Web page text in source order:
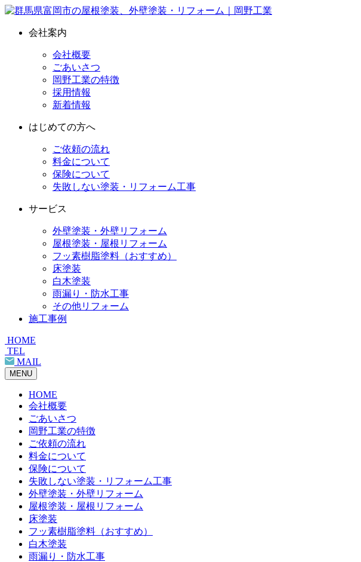
会社案内
会社概要
ごあいさつ
岡野工業の特徴
採用情報
新着情報
はじめての方へ
ご依頼の流れ
料金について
保険について
失敗しない塗装・リフォーム工事
サービス
外壁塗装・外壁リフォーム
屋根塗装・屋根リフォーム
フッ素樹脂塗料（おすすめ）
床塗装
白木塗装
雨漏り・防水工事
その他リフォーム
施工事例
HOME
TEL
MAIL
MENU
HOME
会社概要
ごあいさつ
岡野工業の特徴
ご依頼の流れ
料金について
保険について
失敗しない塗装・リフォーム工事
外壁塗装・外壁リフォーム
屋根塗装・屋根リフォーム
床塗装
フッ素樹脂塗料（おすすめ）
白木塗装
雨漏り・防水工事